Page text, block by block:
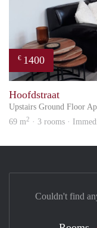
€ 1400
Hoofdstraat
Upstairs Ground Floor
69 m2 · 3 rooms ·
Couldn't find